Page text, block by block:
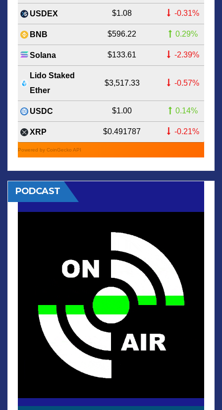
USDEX $1.08 -0.31%
BNB $596.22 0.29%
Solana $133.61 -2.39%
Lido Staked
Ether
$3,517.33 -0.57%
USDC $1.00 0.14%
XRP $0.491787 -0.21%
Powered by CoinGecko API
PODCAST